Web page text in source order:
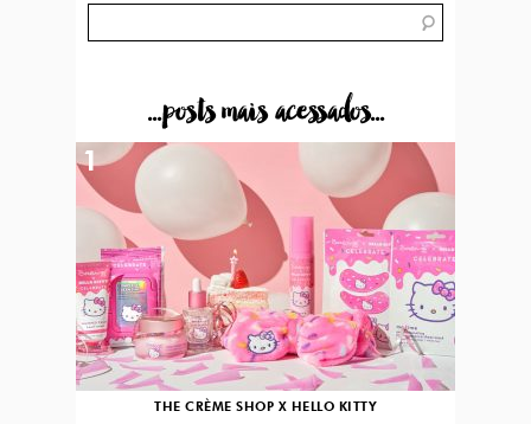
...posts mais acessados...
THE CRÈME SHOP X HELLO KITTY
1